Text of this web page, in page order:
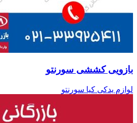
بازویی کششی سورنتو
لوازم یدکی کیا سورنتو